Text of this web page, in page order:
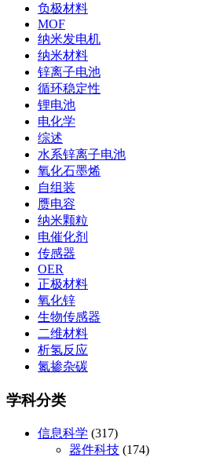
负极材料
MOF
纳米发电机
纳米材料
锌离子电池
循环稳定性
锂电池
电化学
综述
水系锌离子电池
氧化石墨烯
自组装
赝电容
纳米颗粒
电催化剂
传感器
OER
正极材料
氧化锌
生物传感器
二维材料
析氢反应
氮掺杂碳
学科分类
信息科学 (317)
器件科技 (174)